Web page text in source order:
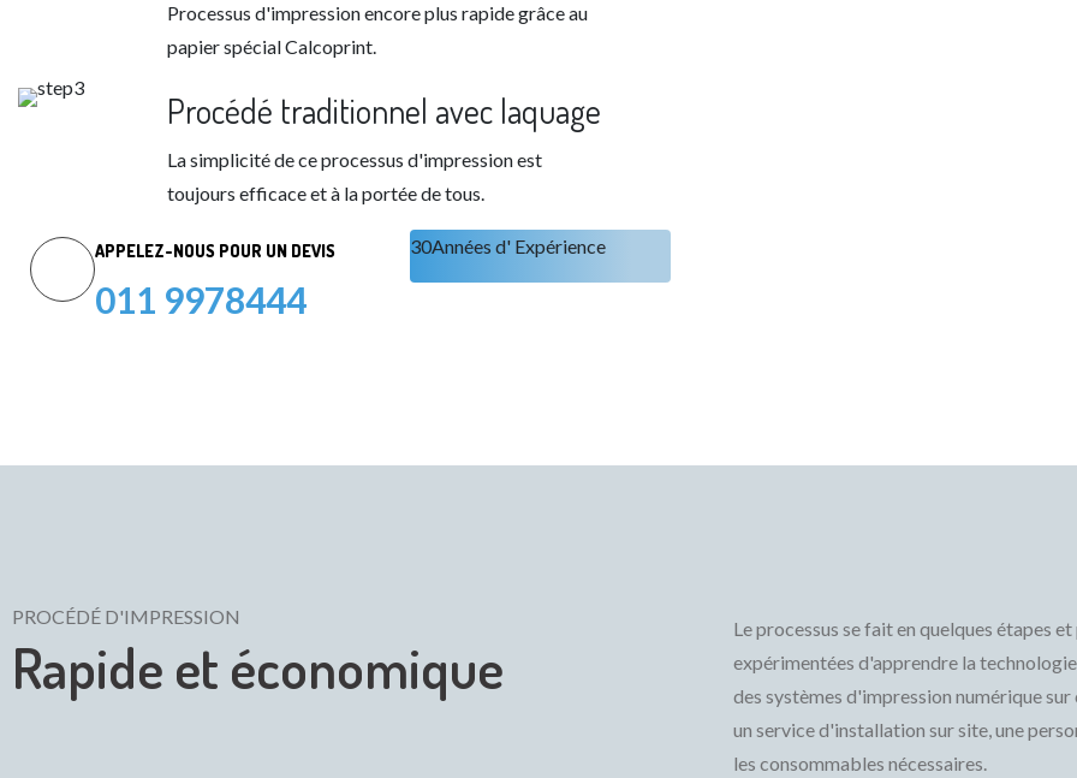
Processus d'impression encore plus rapide grâce au
papier spécial Calcoprint.
Procédé traditionnel avec laquage
La simplicité de ce processus d'impression est
toujours efficace et à la portée de tous.
APPELEZ-NOUS POUR UN DEVIS
011 9978444
30Années d' Expérience
PROCÉDÉ D'IMPRESSION
Rapide et économique
Le processus se fait en quelques étapes
expérimentées d'apprendre la
des systèmes d'impression numérique
un service d'installation sur site, une
les consommables nécessaires.